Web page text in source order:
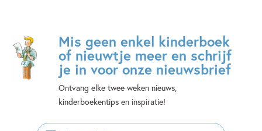
Mis geen enkel kinderboek
of nieuwtje meer en schrijf
je in voor onze nieuwsbrief
Ontvang elke twee weken nieuws,
kinderboekentips en inspiratie!
E-